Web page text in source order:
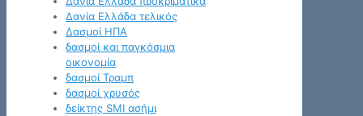
Δανία Ελλάδα τελικός
Δασμοί ΗΠΑ
δασμοί και παγκόσμια
οικονομία
δασμοί Τραμπ
δασμοί χρυσός
δείκτης SMI ασήμι